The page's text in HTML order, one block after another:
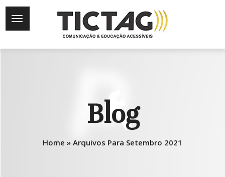
Blog
Home » Arquivos Para Setembro 2021